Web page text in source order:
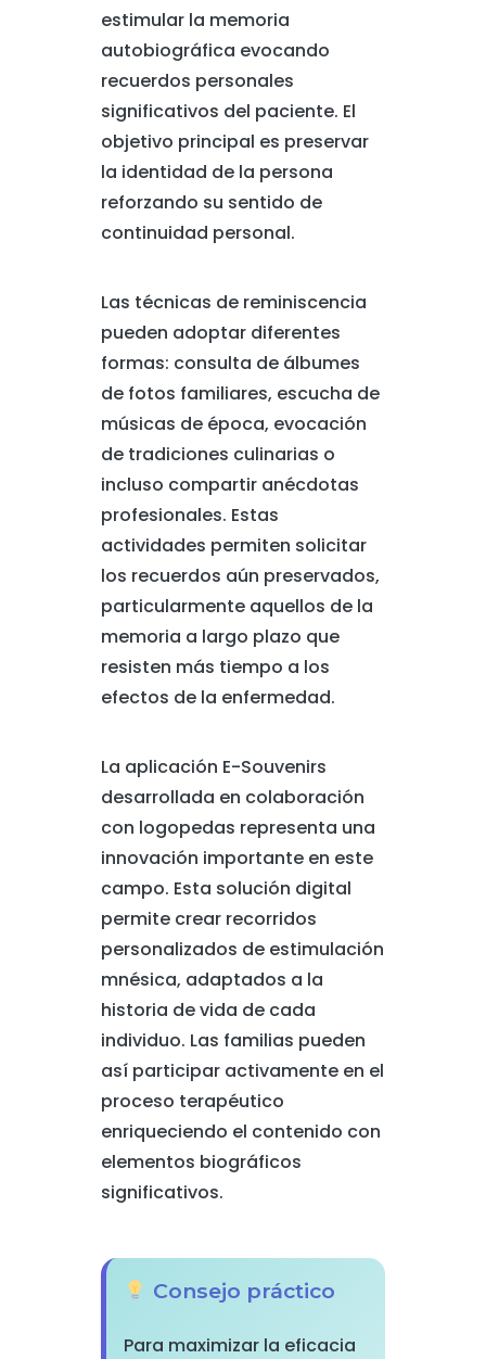
estimular la memoria
autobiográfica evocando
recuerdos personales
significativos del paciente. El
objetivo principal es preservar
la identidad de la persona
reforzando su sentido de
continuidad personal.
Las técnicas de reminiscencia
pueden adoptar diferentes
formas: consulta de álbumes
de fotos familiares, escucha de
músicas de época, evocación
de tradiciones culinarias o
incluso compartir anécdotas
profesionales. Estas
actividades permiten solicitar
los recuerdos aún preservados,
particularmente aquellos de la
memoria a largo plazo que
resisten más tiempo a los
efectos de la enfermedad.
La aplicación E-Souvenirs
desarrollada en colaboración
con logopedas representa una
innovación importante en este
campo. Esta solución digital
permite crear recorridos
personalizados de estimulación
mnésica, adaptados a la
historia de vida de cada
individuo. Las familias pueden
así participar activamente en el
proceso terapéutico
enriqueciendo el contenido con
elementos biográficos
significativos.
Consejo práctico
Para maximizar la eficacia